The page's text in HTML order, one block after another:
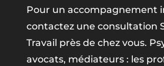
Pour un accompagnement
contactez une consultation
Travail près de chez vous.
avocats, médiateurs : les